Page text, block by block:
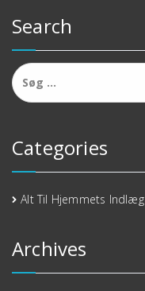
Search
Søg
efter:
Categories
Alt Til Hjemmets Indlæg
Archives